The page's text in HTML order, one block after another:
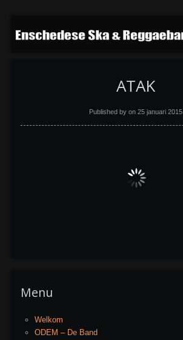
ATAK
Published by on 25 januari 2015
Menu
Welkom
ODEM – De Band